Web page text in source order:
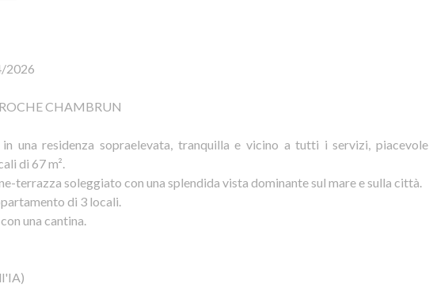
2026
CHAMBRUN
una residenza sopraelevata, tranquilla e vicino a tutti i servizi, piacevole
di 67 m².
terrazza soleggiato con una splendida vista dominante sul mare e sulla città.
di 3 locali.
una cantina.